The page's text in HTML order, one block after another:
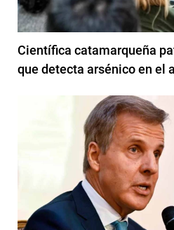
Científica catamarqueña
que detecta arsénico en el